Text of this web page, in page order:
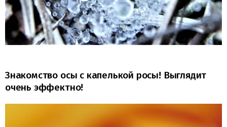
Знакомство осы с капелькой росы! Выглядит
очень эффектно!